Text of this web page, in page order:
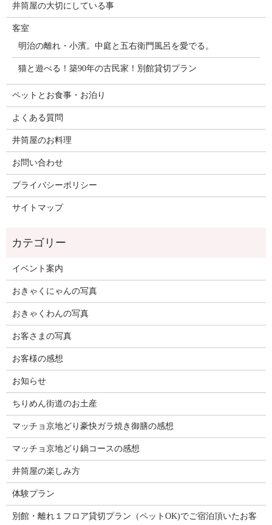
井筒屋の大切にしている事
客室
明治の離れ・小濱。中庭と五右衛門風呂を愛でる。
猫と遊べる！築90年の古民家！別館貸切プラン
ペットとお食事・お泊り
よくある質問
井筒屋のお料理
お問い合わせ
プライバシーポリシー
サイトマップ
イベント案内
おきゃくにゃんの写真
おきゃくわんの写真
お客さまの写真
お客様の感想
お知らせ
ちりめん街道のお土産
マッチョ京地どり豪快ガラ焼き御膳の感想
マッチョ京地どり鍋コースの感想
井筒屋の楽しみ方
体験プラン
別館・離れ１フロア貸切プラン（ペットOK)でご宿泊頂いたお客